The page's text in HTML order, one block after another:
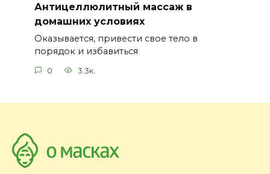
Антицеллюлитный массаж в
домашних условиях
Оказывается, привести свое тело в
порядок и избавиться
0 3.3к.